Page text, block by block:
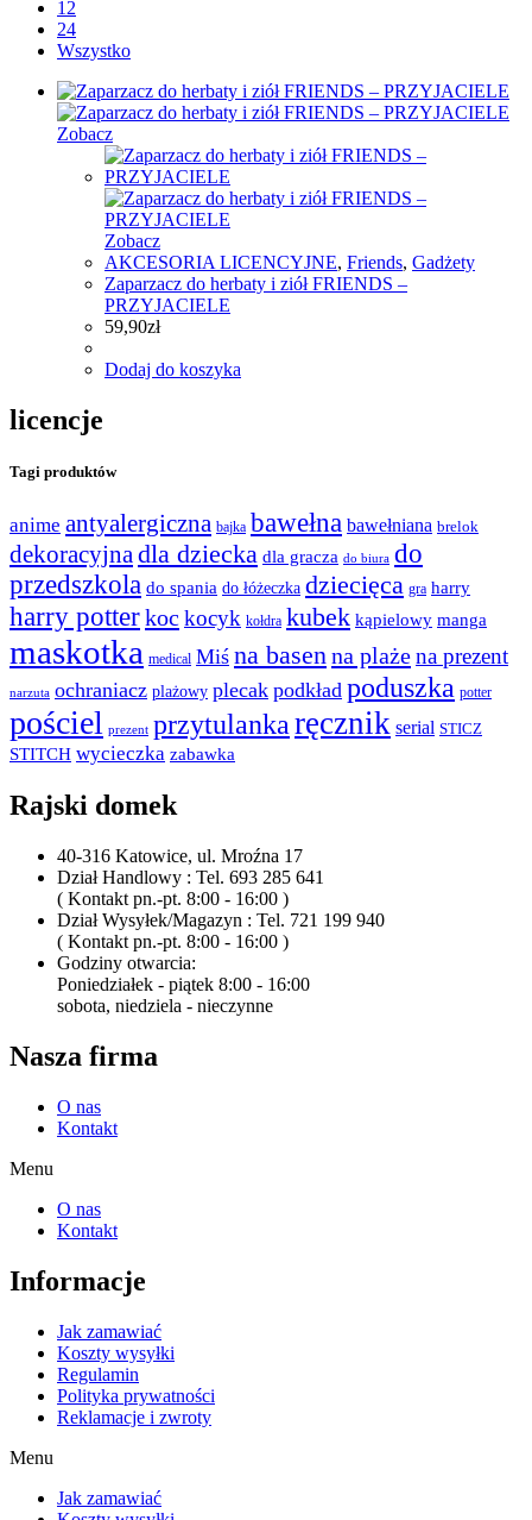
12
24
Wszystko
Zobacz
Zobacz
AKCESORIA LICENCYJNE, Friends, Gadżety
Zaparzacz do herbaty i ziół FRIENDS –
PRZYJACIELE
59,90zł
Dodaj do koszyka
licencje
Tagi produktów
anime antyalergiczna bajka bawełna bawełniana brelok
dekoracyjna dla dziecka dla gracza do biura do
przedszkola do spania do łóżeczka dziecięca gra harry
harry potterkoc kocyk kołdra kubek kąpielowy manga
maskotka medical Miś na basenna plażena prezent
narzuta ochraniacz plażowy plecak podkład poduszka potter
pościel prezent przytulankaręcznik serial STICZ
STITCH wycieczka zabawka
Rajski domek
40-316 Katowice, ul. Mroźna 17
Dział Handlowy : Tel. 693 285 641
( Kontakt pn.-pt. 8:00 - 16:00 )
Dział Wysyłek/Magazyn : Tel. 721 199 940
( Kontakt pn.-pt. 8:00 - 16:00 )
Godziny otwarcia:
Poniedziałek - piątek 8:00 - 16:00
sobota, niedziela - nieczynne
Nasza firma
O nas
Kontakt
Menu
O nas
Kontakt
Informacje
Jak zamawiać
Koszty wysyłki
Regulamin
Polityka prywatności
Reklamacje i zwroty
Menu
Jak zamawiać